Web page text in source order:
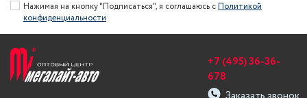
Нажимая на кнопку "Подписаться", я соглашаюсь сПолитикой
конфиденциальности
+7 (495) 36-36-
678